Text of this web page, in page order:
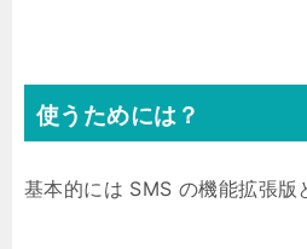
使うためには？
基本的には SMS の機能拡張版